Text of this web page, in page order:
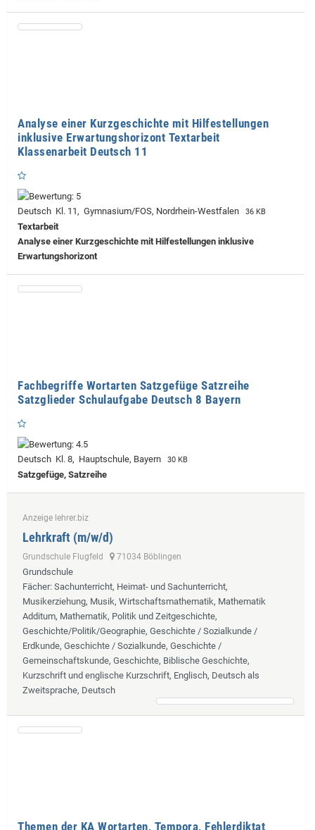
Analyse einer Kurzgeschichte mit Hilfestellungen
inklusive Erwartungshorizont Textarbeit
Klassenarbeit Deutsch 11
Deutsch Kl. 11, Gymnasium/FOS, Nordrhein-Westfalen 36 KB
Textarbeit
Analyse einer Kurzgeschichte mit Hilfestellungen inklusive
Erwartungshorizont
Fachbegriffe Wortarten Satzgefüge Satzreihe
Satzglieder Schulaufgabe Deutsch 8 Bayern
Deutsch Kl. 8, Hauptschule, Bayern 30 KB
Satzgefüge, Satzreihe
Anzeige lehrer.biz
Lehrkraft (m/w/d)
Grundschule Flugfeld 71034 Böblingen
Grundschule
Fächer: Sachunterricht, Heimat- und Sachunterricht,
Musikerziehung, Musik, Wirtschaftsmathematik, Mathematik
Additum, Mathematik, Politik und Zeitgeschichte,
Geschichte/Politik/Geographie, Geschichte / Sozialkunde /
Erdkunde, Geschichte / Sozialkunde, Geschichte /
Gemeinschaftskunde, Geschichte, Biblische Geschichte,
Kurzschrift und englische Kurzschrift, Englisch, Deutsch als
Zweitsprache, Deutsch
Themen der KA Wortarten, Tempora, Fehlerdiktat